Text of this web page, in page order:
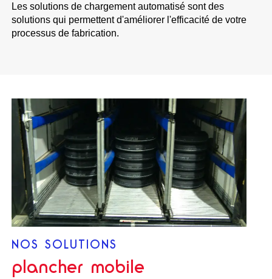
Les solutions de chargement automatisé sont des
solutions qui permettent d'améliorer l'efficacité de votre
processus de fabrication.
NOS SOLUTIONS
plancher mobile